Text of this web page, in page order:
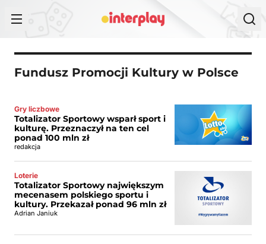
Fundusz Promocji Kultury w Polsce
Gry liczbowe
Totalizator Sportowy wsparł sport i
kulturę. Przeznaczył na ten cel
ponad 100 mln zł
redakcja
Loterie
Totalizator Sportowy największym
mecenasem polskiego sportu i
kultury. Przekazał ponad 96 mln zł
Adrian Janiuk